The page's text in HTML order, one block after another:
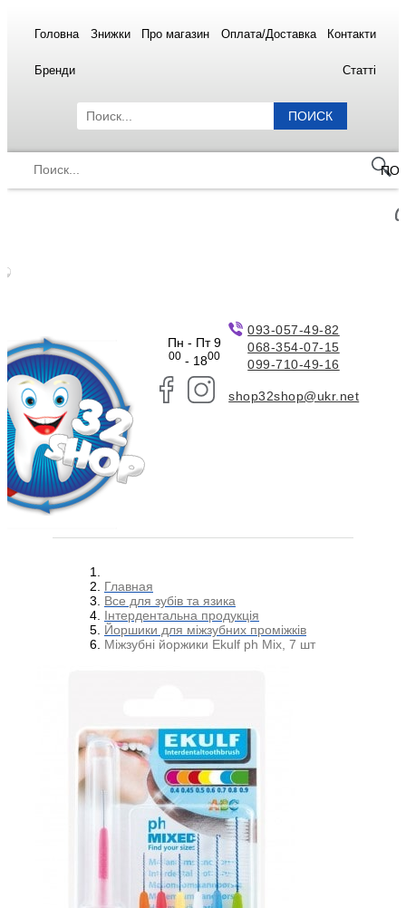
Головна Знижки Про магазин Оплата/Доставка Контакти
Бренди Статті
ПОИСК
Пн - Пт 9
00- 1800
093-057-49-82
068-354-07-15
099-710-49-16
shop32shop@ukr.net
Главная
Все для зубів та язика
Інтердентальна продукція
Йоршики для міжзубних проміжків
Міжзубні йоржики Ekulf ph Mix, 7 шт